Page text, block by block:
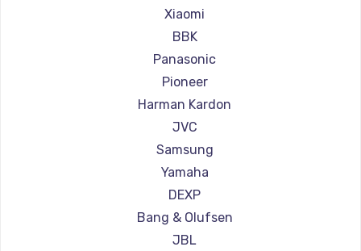
Замена сигнальной лампы
1200 руб.
Замена системной платы
1500 руб.
Заказать
Замена температурного датчика
2500 руб.
Xiaomi
BBK
Panasonic
Pioneer
Harman Kardon
JVC
Samsung
Yamaha
DEXP
Bang & Olufsen
JBL